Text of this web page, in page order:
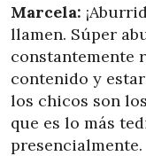
Marcela:
llamen. Súper
constantemente
contenido y
los chicos son
que es lo más
presencialmente.